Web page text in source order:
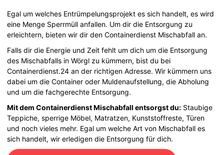
Egal um welches Entrümpelungsprojekt es sich handelt, es wird
eine Menge Sperrmüll anfallen. Um dir die Entsorgung zu
erleichtern, bieten wir dir den Containerdienst Mischabfall an.
Falls dir die Energie und Zeit fehlt um dich um die Entsorgung
des Mischabfalls in Wörgl zu kümmern, bist du bei
Containerdienst.24 an der richtigen Adresse. Wir kümmern uns
dabei um die Container oder Muldenaufstellung, die Abholung
und um die fachgerechte Entsorgung.
Mit dem Containerdienst Mischabfall entsorgst du: Staubige
Teppiche, sperrige Möbel, Matratzen, Kunststoffreste, Türen
und noch vieles mehr. Egal um welche Art von Mischabfall es
sich handelt, wir erledigen die Entsorgung für dich.